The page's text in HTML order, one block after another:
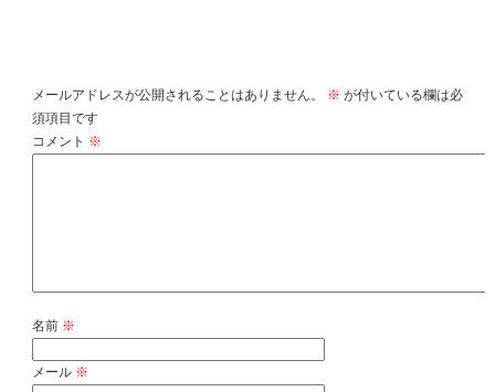
メールアドレスが公開されることはありません。 ※ が付いている欄は必
須項目です
コメント ※
名前 ※
メール ※